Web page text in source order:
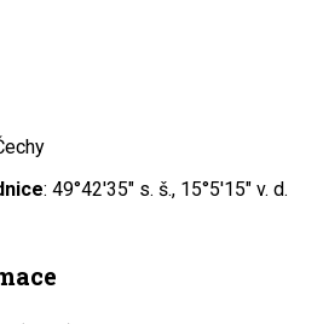
: 49°42′35″ s. š., 15°5′15″ v. d.